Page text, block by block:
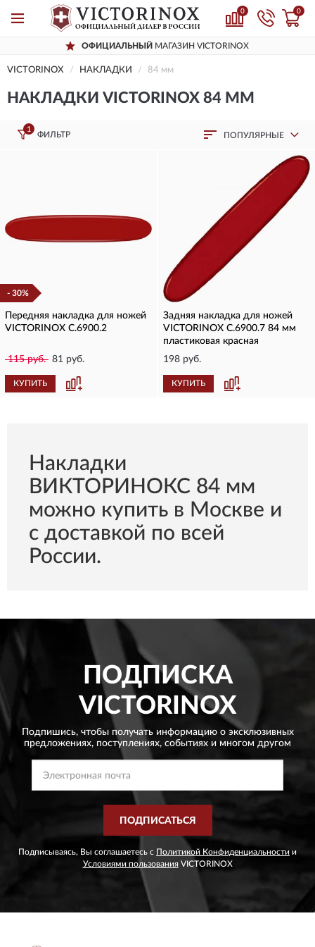
0 0
ОФИЦИАЛЬНЫЙ МАГАЗИН VICTORINOX
VICTORINOX НАКЛАДКИ 84 мм
НАКЛАДКИ VICTORINOX 84 ММ
1
ФИЛЬТР ПОПУЛЯРНЫЕ
- 30%
Передняя накладка для ножей
VICTORINOX C.6900.2
115 руб. 81 руб.
КУПИТЬ
Задняя накладка для ножей
VICTORINOX C.6900.7 84 мм
пластиковая красная
198 руб.
КУПИТЬ
Накладки
ВИКТОРИНОКС 84 мм
можно купить в Москве и
с доставкой по всей
России.
ПОДПИСКА
VICTORINOX
Подпишись, чтобы получать информацию о эксклюзивных
предложениях, поступлениях, событиях и многом другом
ПОДПИСАТЬСЯ
Подписываясь, Вы соглашаетесь с Политикой Конфиденциальности и
Условиями пользованияVICTORINOX